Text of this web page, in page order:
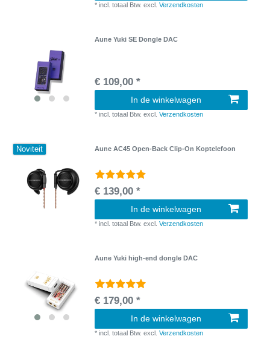
*incl. totaal Btw. excl.Verzendkosten
Aune Yuki SE Dongle DAC
€ 109,00 *
In de winkelwagen
*incl. totaal Btw. excl.Verzendkosten
Noviteit Aune AC45 Open-Back Clip-On Koptelefoon
€ 139,00 *
In de winkelwagen
*incl. totaal Btw. excl.Verzendkosten
Aune Yuki high-end dongle DAC
€ 179,00 *
In de winkelwagen
*incl. totaal Btw. excl.Verzendkosten